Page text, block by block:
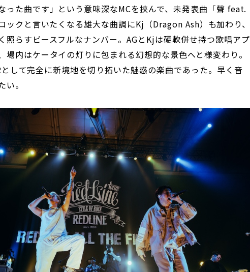
った曲です」という意味深なMCを挟んで、未発表曲「聲 feat.
ックと言いたくなる雄大な曲調にKj（Dragon Ash）も加わり、
照らすピースフルなナンバー。AGとKjは硬軟併せ持つ歌唱アプ
場内はケータイの灯りに包まれる幻想的な景色へと様変わり。
として完全に新境地を切り拓いた魅惑の楽曲であった。早く音
い。